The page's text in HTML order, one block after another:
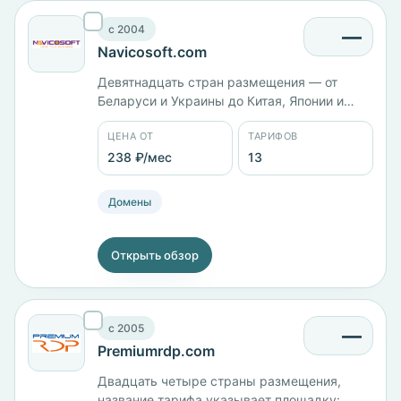
c 2004
Navicosoft.com
—
Девятнадцать стран размещения — от
Беларуси и Украины до Китая, Японии и
Австралии. Компания работает с 2004 года.
VPS: v1 с 532 МБ памяти — 468 ₽/мес, v3 с
2 ядрами и 2 ГБ — 1877 ₽/мес, v4 с 3
ядрами и 3 ГБ — 3129 ₽/мес. На хостинге
тариф Diamond — 237 ₽/мес.
ЦЕНА ОТ
238 ₽/мес
ТАРИФОВ
13
Домены
Открыть обзор
c 2005
Premiumrdp.com
—
Двадцать четыре страны размещения,